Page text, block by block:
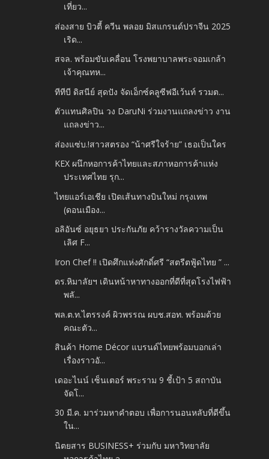
เที่ยว...
ส่องสาย บิวตี้ ควีน พลอย มิสแกรนด์ปราจีน 2025
เริด...
สจล. พร้อมขับเคลื่อน โรงพยาบาลพระจอมเกล้า
เจ้าคุณทห...
ทีทีบี ดิสนีย์ สุดปัง จัดเอ็กซ์คลูซีฟอีเว้นท์ รวมต...
ตัวแทนศิลปิน วง DaruNi ร่วมงานแถลงข่าว งาน
แถลงข่าว...
ส่องแซ่บ.!สาวสตรอง “น้าศรีใจร้าย” เธอเป็นใคร
KEX ผนึกหอการค้าไทยและสภาหอการค้าแห่ง
ประเทศไทย รุก...
ไทยแอร์เอเชีย เปิดเส้นทางบินใหม่ กรุงเทพ
(ดอนเมือง...
อลิอันซ์ อยุธยา ประกันภัย คว้ารางวัลความเป็น
เลิศ F...
Iron Chef !! เปิดศึกแห่งศักดิ์ศรี “สตรีตฟู้ดไทย ” ...
ดร.หิมาลัยฯ เดินหน้าหาทางออกที่ดีที่สุดโรงไฟฟ้า
พลั...
พล.ต.ท.ไตรรงค์ ผิวพรรณ ผบช.สอท. พร้อมด้วย
คณะตัว...
สินค้า Home Décor แบรนด์ไทยพร้อมบอกเล่า
เรื่องราวอั...
เดอะไนน์ เซ็นเตอร์ พระราม 9 ชี้เป้า 5 สถาบัน
จัดโ...
30 มี.ค. มาร่วมหาคำตอบ เพื่อการนอนหลับที่ดีขึ้น
ใน...
นิตยสาร BUSINESS+ ร่วมกับ มหาวิทยาลัย